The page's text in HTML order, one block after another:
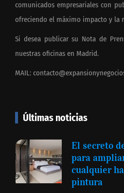
comunicados empresariales con
ofreciendo el máximo impacto y la
Si desea publicar su Nota de
nuestras oficinas en Madrid.
MAIL:
Últimas noticias
El secreto
para
cualquier
pintura